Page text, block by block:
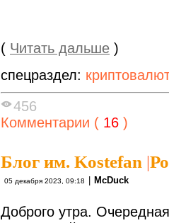
( Читать дальше )
спецраздел:
456
Комментарии ( 16 )
Блог им. Kostefan |
05 декабря 2023, 09:18 McDuck
Доброго утра.